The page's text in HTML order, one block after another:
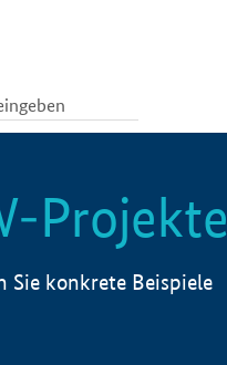
Projekte
Sie konkrete Beispiele